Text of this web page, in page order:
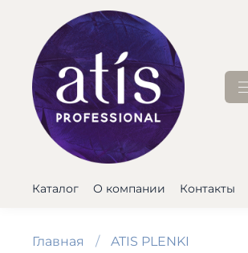
Каталог О компании Контакты
Главная ATIS PLENKI